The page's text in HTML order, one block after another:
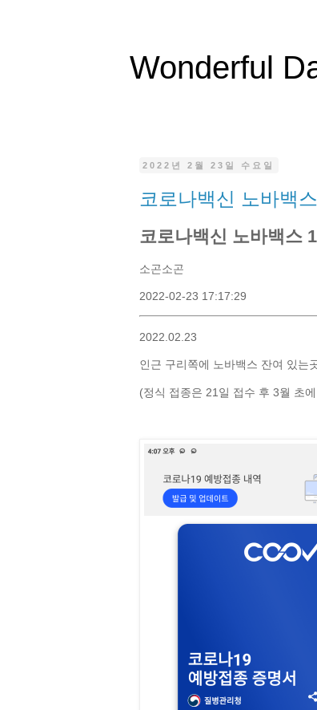
Wonderful
2022년 2월 23일 수요일
코로나백신 노바백
코로나백신 노바백스
소곤소곤
2022-02-23 17:17:29
2022.02.23
인근 구리쪽에 노바백스 잔여 있는
(정식 접종은 21일 접수 후 3월 초